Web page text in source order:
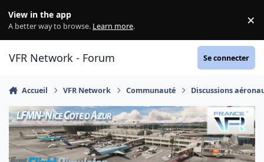
View in the app
A better way to browse. Learn more. ×
VFR Network - Forum Se connecter
Accueil VFR Network Communauté Discussions